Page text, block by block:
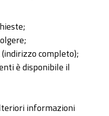
completo);
è disponibile il
informazioni